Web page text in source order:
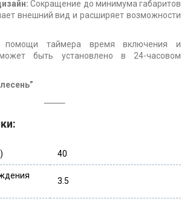
Сокращение до минимума габаритов
внешний вид и расширяет возможности
помощи таймера время включения и
быть установлено в 24-часовом
40
3.5